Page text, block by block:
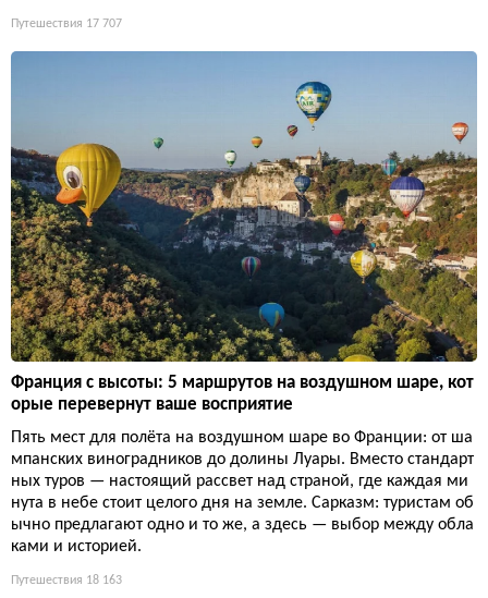
Путешествия 17 707
Франция с высоты: 5 маршрутов на воздушном шаре, кот
орые перевернут ваше восприятие
Пять мест для полёта на воздушном шаре во Франции: от ша
мпанских виноградников до долины Луары. Вместо стандарт
ных туров — настоящий рассвет над страной, где каждая ми
нута в небе стоит целого дня на земле. Сарказм: туристам об
ычно предлагают одно и то же, а здесь — выбор между обла
ками и историей.
Путешествия 18 163